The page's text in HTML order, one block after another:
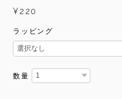
¥220
ラッピング
数量